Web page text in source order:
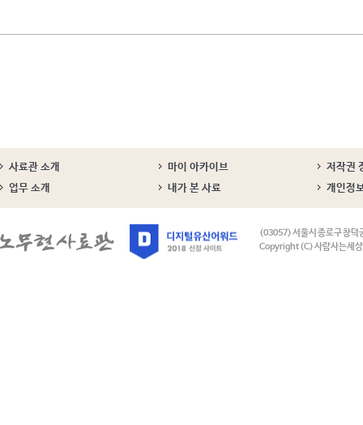
사료관 소개 마이 아카이브
저작권
업무 소개
내가 본 사료 개인정
(03057) 서울시 종로구 창덕
Copyright (C) 사람사는세